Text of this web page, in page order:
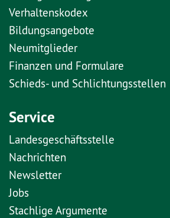
Verhaltenskodex
Bildungsangebote
Neumitglieder
Finanzen und Formulare
Schieds- und Schlichtungsstellen
Service
Landesgeschäftsstelle
Nachrichten
Newsletter
Jobs
Stachlige Argumente